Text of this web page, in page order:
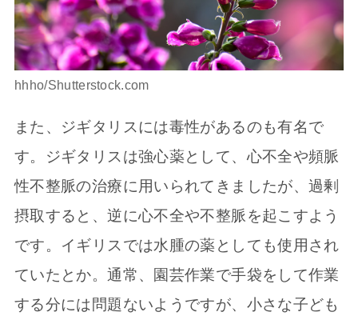
hhho/Shutterstock.com
また、ジギタリスには毒性があるのも有名で
す。ジギタリスは強心薬として、心不全や頻脈
性不整脈の治療に用いられてきましたが、過剰
摂取すると、逆に心不全や不整脈を起こすよう
です。イギリスでは水腫の薬としても使用され
ていたとか。通常、園芸作業で手袋をして作業
する分には問題ないようですが、小さな子ども